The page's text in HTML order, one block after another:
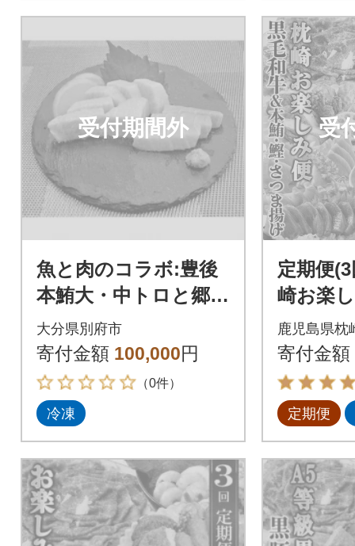
受付期間外
魚と肉のコラボ:豊後
本鮪大・中トロと郷土
料理りゅうきゅう(漬
け)、「おおいた和
牛」セット贅沢三昧
大分県別府市
寄付金額 100,000円
（0件）
冷凍
受
定期便
崎お楽
牛・ま
鰹・さ
L-6002
鹿児島県枕
寄付金額
定期便